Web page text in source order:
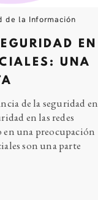
de la Información
EN
UNA
de la seguridad en
en las redes
en una preocupación
son una parte